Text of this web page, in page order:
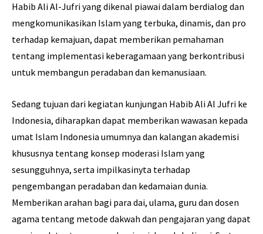
Habib Ali Al-Jufri yang dikenal piawai dalam berdialog dan
mengkomunikasikan Islam yang terbuka, dinamis, dan pro
terhadap kemajuan, dapat memberikan pemahaman
tentang implementasi keberagamaan yang berkontribusi
untuk membangun peradaban dan kemanusiaan.
Sedang tujuan dari kegiatan kunjungan Habib Ali Al Jufri ke
Indonesia, diharapkan dapat memberikan wawasan kepada
umat Islam Indonesia umumnya dan kalangan akademisi
khususnya tentang konsep moderasi Islam yang
sesungguhnya, serta impilkasinyta terhadap
pengembangan peradaban dan kedamaian dunia.
Memberikan arahan bagi para dai, ulama, guru dan dosen
agama tentang metode dakwah dan pengajaran yang dapat